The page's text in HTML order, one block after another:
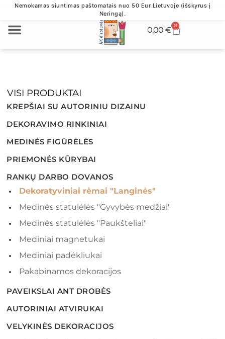
Nemokamas siuntimas paštomatais nuo 50 Eur Lietuvoje (išskyrus į
Neringą).
0,00 € 0
VISI PRODUKTAI
KREPŠIAI SU AUTORINIU DIZAINU
DEKORAVIMO RINKINIAI
MEDINĖS FIGŪRĖLĖS
PRIEMONĖS KŪRYBAI
RANKŲ DARBO DOVANOS
Dekoratyviniai rėmai "Langinės"
Medinės statulėlės "Gyvybės medžiai"
Medinės statulėlės "Paukšteliai"
Mediniai magnetukai
Mediniai padėkliukai
Pakabinamos dekoracijos
PAVEIKSLAI ANT DROBĖS
AUTORINIAI ATVIRUKAI
VELYKINĖS DEKORACIJOS